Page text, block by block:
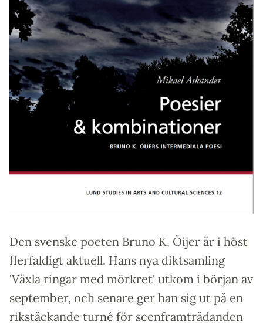
Den svenske poeten Bruno K. Öijer är i höst
flerfaldigt aktuell. Hans nya diktsamling
'Växla ringar med mörkret' utkom i början av
september, och senare ger han sig ut på en
rikstäckande turné för scenframträdanden